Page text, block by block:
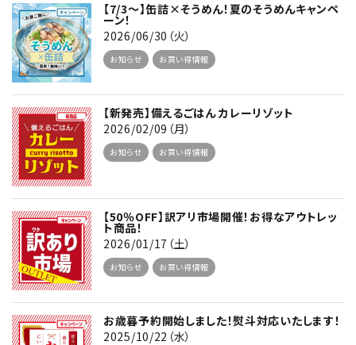
【7/3～】缶詰×そうめん！夏のそうめんキャンペ
ーン！
2026/06/30（火）
お知らせ お買い得情報
【新発売】備えるごはん カレーリゾット
2026/02/09（月）
お知らせ お買い得情報
【50％OFF】訳アリ市場開催！お得なアウトレッ
ト商品！
2026/01/17（土）
お知らせ お買い得情報
お歳暮予約開始しました！熨斗対応いたします！
2025/10/22（水）